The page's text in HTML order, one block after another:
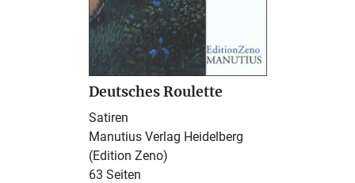
Deutsches Roulette
Satiren
Manutius Verlag Heidelberg
(Edition Zeno)
63 Seiten